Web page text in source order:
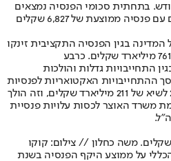
שקלים לחודש. בתחתית סכומי הפנסיה נמצאים
עובדי מערכת הבריאות, שפורשים עם פנסיה ממוצעת של 6,827 שקלים
בגין הפנסיה התקציבית זינקו
בשנת 2017 לשיא כל הזמנים בסך 761 מיליארד שקלים. כרבע
התחייבויות גדלות והולכות
ההתחייבויות האקטואריות לפנסיות
מערכת הביטחון הגיע בשנת 2017 לשיא של 211 מיליארד שקלים, וזה הולך
משרד האוצר לכסות עלויות פנסיית
על ממוצע היקף הפנסיה בשנת